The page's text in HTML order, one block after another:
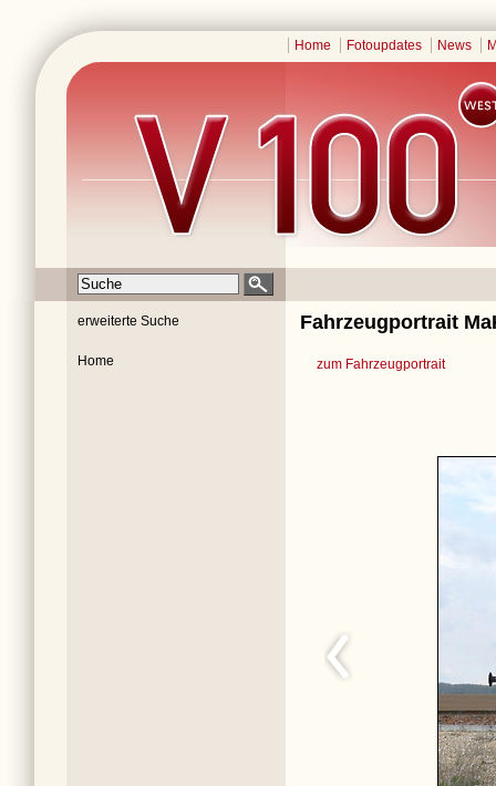
Home Fotoupdates News
erweiterte Suche
Home
Fahrzeugportrait
zum Fahrzeugportrait